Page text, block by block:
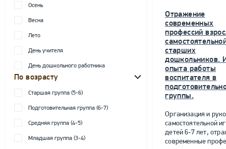
Осень
Весна
Лето
День учителя
День дошкольного работника
По возрасту
Старшая группа (5-6)
Подготовительная группа (6-7)
Средняя группа (4-5)
Младшая группа (3-4)
Отражение
современных
профессий
старших
дошкольников.
опыта работы
воспитателя в
группы.
Организация и
самостоятельной
детей 6-7 лет,
современные